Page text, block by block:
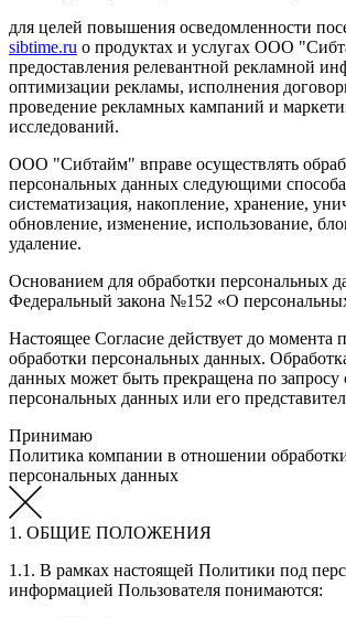
для целей повышения осведомленности
sibtime.ru о продуктах и услугах ООО
предоставления релевантной рекламной
оптимизации рекламы, исполнения
проведение рекламных кампаний и
исследований.
ООО "Сибтайм" вправе осуществлять
персональных данных следующими
систематизация, накопление, хранение,
обновление, изменение, использование,
удаление.
Основанием для обработки персональных
Федеральный закона №152 «О
Настоящее Согласие действует до момента
обработки персональных данных.
данных может быть прекращена по запросу
персональных данных или его
Принимаю
Политика компании в отношении
персональных данных
1. ОБЩИЕ ПОЛОЖЕНИЯ
1.1. В рамках настоящей Политики под
информацией Пользователя понимаются: